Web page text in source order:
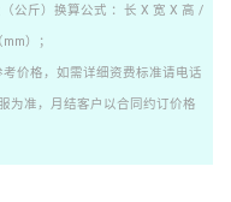
公斤）换算公式 ：长 X 宽 X 高 /
）；
价格，如需详细资费标准请电话
为准，月结客户以合同约订价格